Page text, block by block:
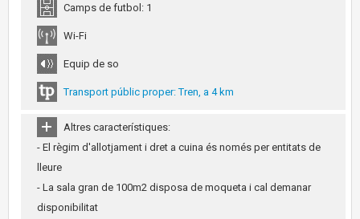
Camps de futbol: 1
Wi-Fi
Equip de so
Transport públic proper: Tren, a 4 km
Altres característiques:
- El règim d'allotjament i dret a cuina és només per entitats de
lleure
- La sala gran de 100m2 disposa de moqueta i cal demanar
disponibilitat